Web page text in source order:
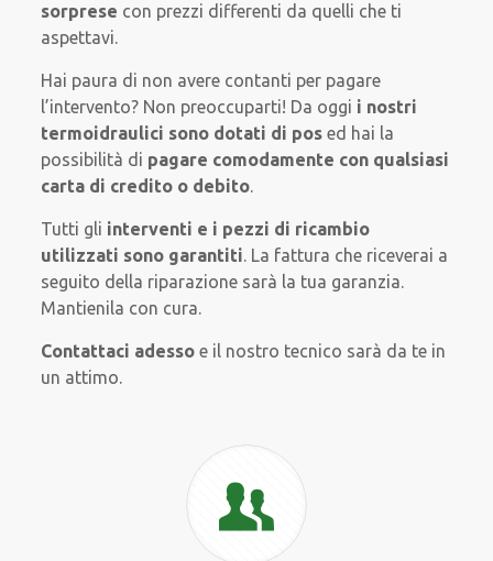
sorprese con prezzi differenti da quelli che ti
aspettavi.
Hai paura di non avere contanti per pagare
l’intervento? Non preoccuparti! Da oggi i nostri
termoidraulici sono dotati di pos ed hai la
possibilità di pagare comodamente con qualsiasi
carta di credito o debito.
Tutti gli interventi e i pezzi di ricambio
utilizzati sono garantiti. La fattura che riceverai a
seguito della riparazione sarà la tua garanzia.
Mantienila con cura.
Contattaci adesso e il nostro tecnico sarà da te in
un attimo.